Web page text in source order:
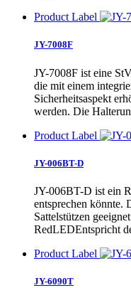
Product Label
JY-7008F
JY-7008F ist eine
die mit einem
Sicherheitsaspekt
werden. Die Halterun
Product Label
JY-006BT-D
JY-006BT-D ist ein
entsprechen könnte.
Sattelstützen
RedLEDEntspricht
Product Label
JY-6090T